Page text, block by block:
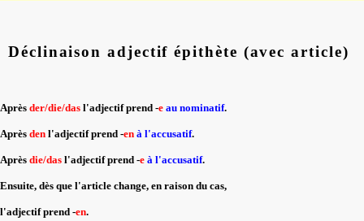
Déclinaison adjectif épithète (avec article)
Après der/die/das l'adjectif prend -e au nominatif.
Après den l'adjectif prend -en à l'accusatif.
Après die/das l'adjectif prend -e à l'accusatif.
Ensuite, dès que l'article change, en raison du cas,
l'adjectif prend -en.